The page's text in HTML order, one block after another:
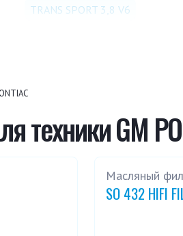
TRANS SPORT 3,8 V6
техники GM
Масляный
SO 432 HIFI